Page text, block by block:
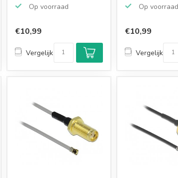
Op voorraad
€10,99
Vergelijk
Op voorraad
€10,99
Vergelijk